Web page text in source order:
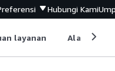
Hubungi Kami
layanan Alat